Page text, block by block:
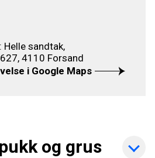
Helle sandtak,
4110 Forsand
i Google Maps
og grus